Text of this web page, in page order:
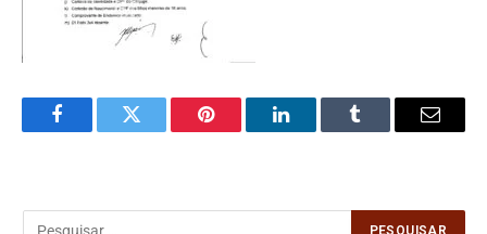
FacebookTwitter Pinterest LinkedInTumblr Email